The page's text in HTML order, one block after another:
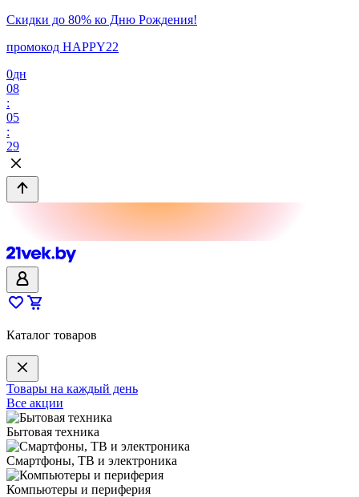
Скидки до 80% ко Дню Рождения!
промокод HAPPY22
0дн
08
:
05
:
29
Каталог товаров
Товары на каждый день
Все акции
Бытовая техника
Смартфоны, ТВ и электроника
Компьютеры и периферия